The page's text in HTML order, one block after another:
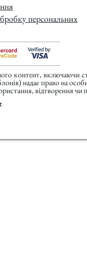
персональних
контент, включаючи
надає право на
відтворення